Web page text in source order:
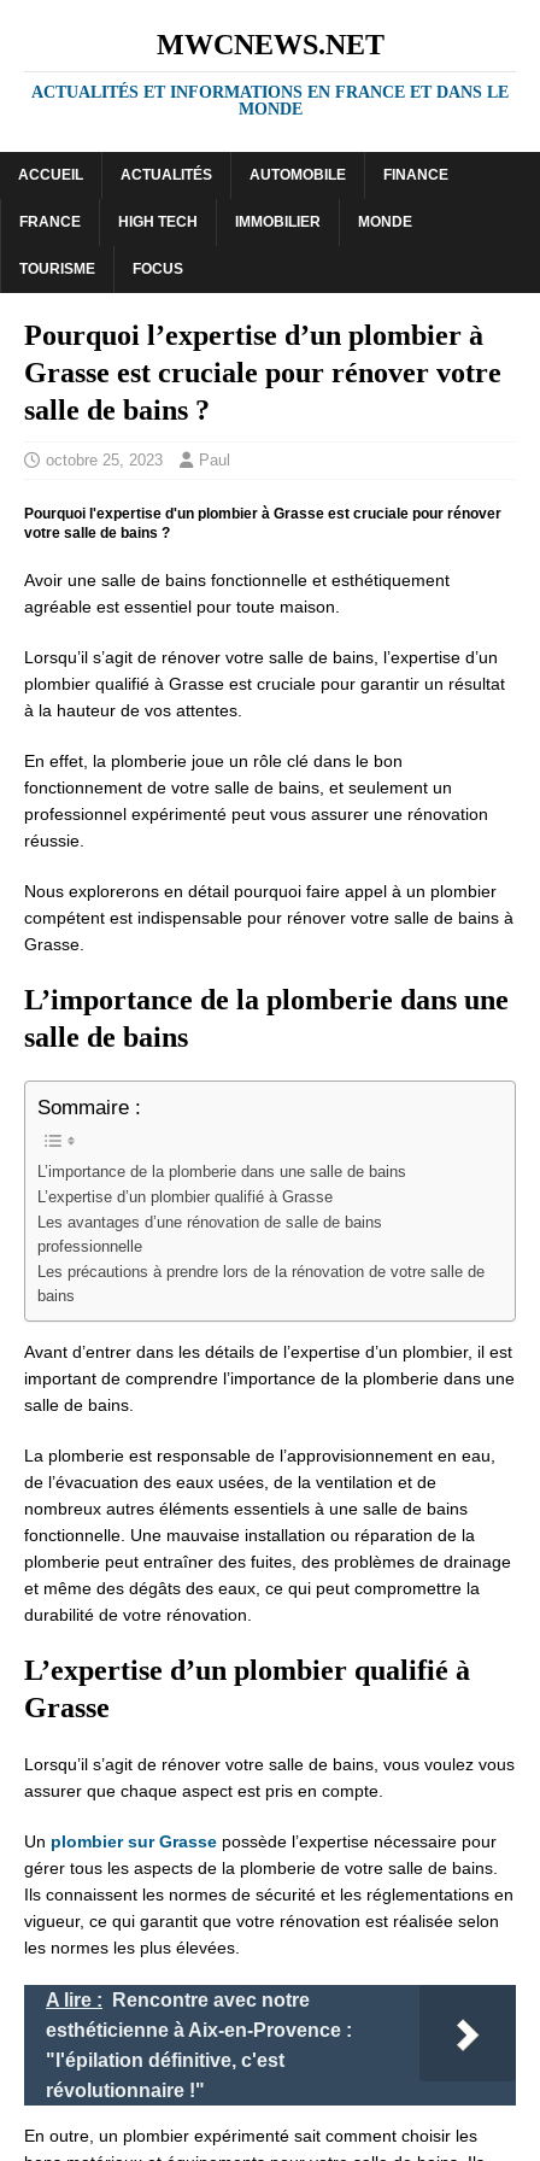
MWCNEWS.NET
ACTUALITÉS ET INFORMATIONS EN FRANCE ET DANS LE
MONDE
ACCUEIL ACTUALITÉS AUTOMOBILE FINANCE
FRANCE HIGH TECH IMMOBILIER MONDE
TOURISME FOCUS
Pourquoi l’expertise d’un plombier à
Grasse est cruciale pour rénover votre
salle de bains ?
octobre 25, 2023 Paul
Pourquoi l'expertise d'un plombier à Grasse est cruciale pour rénover
votre salle de bains ?
Avoir une salle de bains fonctionnelle et esthétiquement
agréable est essentiel pour toute maison.
Lorsqu’il s’agit de rénover votre salle de bains, l’expertise d’un
plombier qualifié à Grasse est cruciale pour garantir un résultat
à la hauteur de vos attentes.
En effet, la plomberie joue un rôle clé dans le bon
fonctionnement de votre salle de bains, et seulement un
professionnel expérimenté peut vous assurer une rénovation
réussie.
Nous explorerons en détail pourquoi faire appel à un plombier
compétent est indispensable pour rénover votre salle de bains à
Grasse.
L’importance de la plomberie dans une
salle de bains
Sommaire :
L’importance de la plomberie dans une salle de bains
L’expertise d’un plombier qualifié à Grasse
Les avantages d’une rénovation de salle de bains
professionnelle
Les précautions à prendre lors de la rénovation de votre salle de
bains
Avant d’entrer dans les détails de l’expertise d’un plombier, il est
important de comprendre l’importance de la plomberie dans une
salle de bains.
La plomberie est responsable de l’approvisionnement en eau,
de l’évacuation des eaux usées, de la ventilation et de
nombreux autres éléments essentiels à une salle de bains
fonctionnelle. Une mauvaise installation ou réparation de la
plomberie peut entraîner des fuites, des problèmes de drainage
et même des dégâts des eaux, ce qui peut compromettre la
durabilité de votre rénovation.
L’expertise d’un plombier qualifié à
Grasse
Lorsqu’il s’agit de rénover votre salle de bains, vous voulez vous
assurer que chaque aspect est pris en compte.
Un plombier sur Grasse possède l’expertise nécessaire pour
gérer tous les aspects de la plomberie de votre salle de bains.
Ils connaissent les normes de sécurité et les réglementations en
vigueur, ce qui garantit que votre rénovation est réalisée selon
les normes les plus élevées.
A lire :
Rencontre avec notre
esthéticienne à Aix-en-Provence :
"l'épilation définitive, c'est
révolutionnaire !"
En outre, un plombier expérimenté sait comment choisir les